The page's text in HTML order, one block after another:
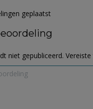
geplaatst
niet gepubliceerd.